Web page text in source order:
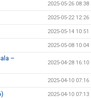
2025-05-26 08:38
2025-05-22 12:26
2025-05-14 10:51
2025-05-08 10:04
–
2025-04-28 16:10
2025-04-10 07:16
2025-04-10 07:13